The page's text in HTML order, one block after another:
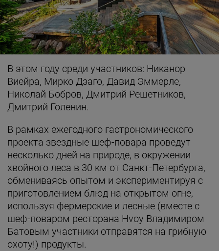
В этом году среди участников: Никанор
Виейра, Мирко Дзаго, Давид Эммерле,
Николай Бобров, Дмитрий Решетников,
Дмитрий Голенин.
В рамках ежегодного гастрономического
проекта звездные шеф-повара проведут
несколько дней на природе, в окружении
хвойного леса в 30 км от Санкт-Петербурга,
обмениваясь опытом и экспериментируя с
приготовлением блюд на открытом огне,
используя фермерские и лесные (вместе с
шеф-поваром ресторана Hvoy Владимиром
Батовым участники отправятся на грибную
охоту!) продукты.